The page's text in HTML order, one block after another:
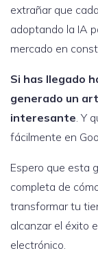
extrañar que
adoptando la IA
mercado en
Si has llegado
generado un
interesante. Y
fácilmente en
Espero que esta
completa de
transformar tu
alcanzar el éxito
electrónico.